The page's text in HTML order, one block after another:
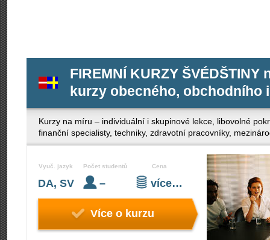
FIREMNÍ KURZY
kurzy obecného, obchodního
Kurzy na míru – individuální i skupinové lekce, libovolné
finanční specialisty, techniky, zdravotní pracovníky,
Vyuč. jazyk
DA, SV
Počet studentů
–
Cena
více…
Více o kurzu